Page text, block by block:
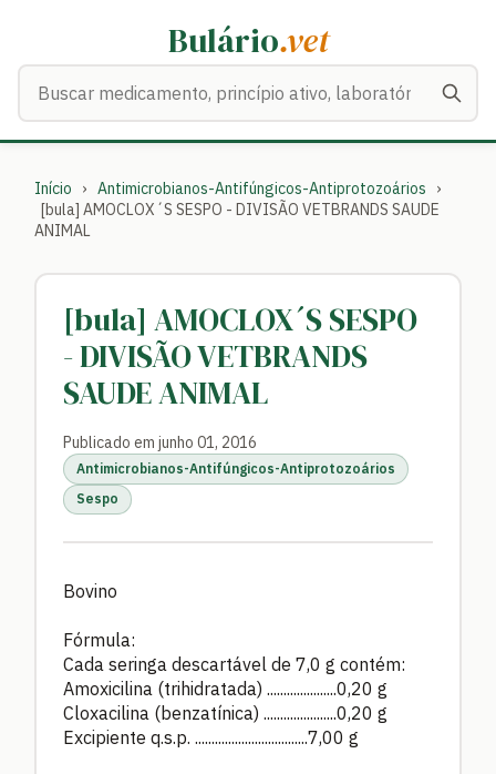
Bulário.vet
Início › Antimicrobianos-Antifúngicos-Antiprotozoários
›
[bula] AMOCLOX´S SESPO - DIVISÃO VETBRANDS SAUDE
ANIMAL
[bula] AMOCLOX´S SESPO
- DIVISÃO VETBRANDS
SAUDE ANIMAL
Publicado em junho 01, 2016
Antimicrobianos-Antifúngicos-Antiprotozoários
Sespo
Bovino
Fórmula:
Cada seringa descartável de 7,0 g contém:
Amoxicilina (trihidratada) .....................0,20 g
Cloxacilina (benzatínica) ......................0,20 g
Excipiente q.s.p. ..................................7,00 g